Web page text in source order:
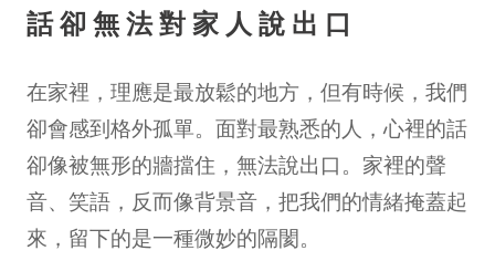
話卻無法對家人說出口
在家裡，理應是最放鬆的地方，但有時候，我們
卻會感到格外孤單。面對最熟悉的人，心裡的話
卻像被無形的牆擋住，無法說出口。家裡的聲
音、笑語，反而像背景音，把我們的情緒掩蓋起
來，留下的是一種微妙的隔閡。